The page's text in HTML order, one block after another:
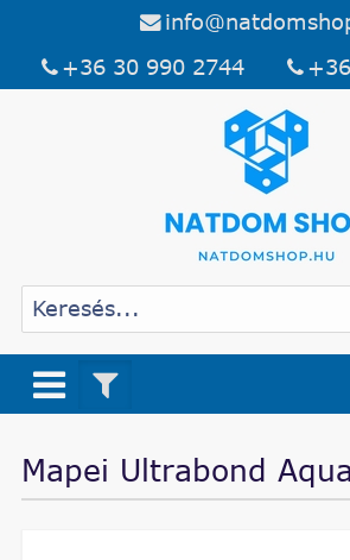
+36 30 990 2744
Mapei Ultrabond